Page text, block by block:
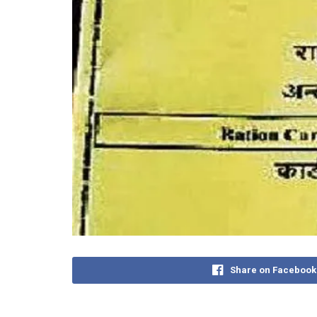
Share on Facebook